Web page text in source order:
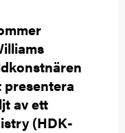
presentera
av ett
(HDK-